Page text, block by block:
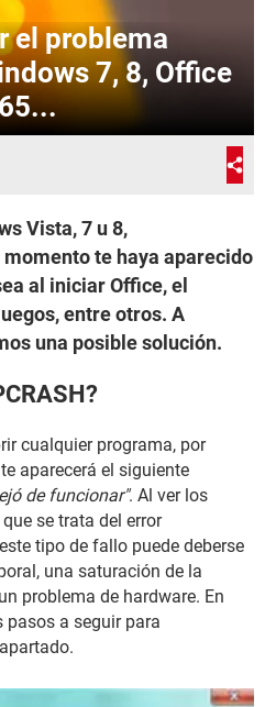
el problema
7, 8, Office
Vista, 7 u 8,
te haya aparecido
al iniciar Office, el
entre otros. A
una posible solución.
cualquier programa, por
aparecerá el siguiente
de funcionar". Al ver los
se trata del error
tipo de fallo puede deberse
una saturación de la
problema de hardware. En
a seguir para